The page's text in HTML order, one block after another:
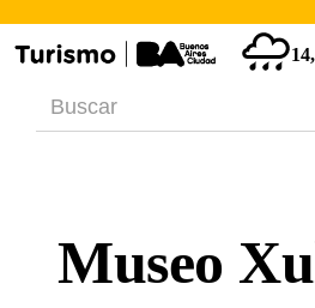
Museo